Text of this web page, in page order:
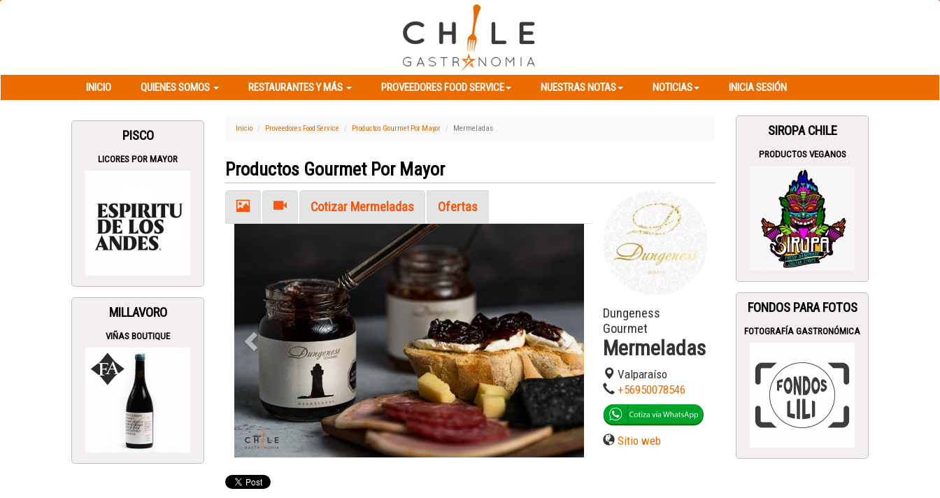
INICIO QUIENES SOMOS RESTAURANTES Y MÁS PROVEEDORES FOOD SERVICE NUESTRAS NOTAS NOTICIAS INICIA SESIÓN
PROVEEDORES FOOD SERVICE
PISCO
LICORES POR MAYOR
MILLAVORO
VIÑAS BOUTIQUE
Inicio Proveedores Food Service Productos Gourmet Por Mayor Mermeladas
Productos Gourmet Por Mayor
Cotizar Mermeladas Ofertas
Dungeness
Gourmet
Mermeladas
Valparaíso
+56950078546
Sitio web
SIROPA CHILE
PRODUCTOS VEGANOS
FONDOS PARA FOTOS
FOTOGRAFÍA GASTRONÓMICA